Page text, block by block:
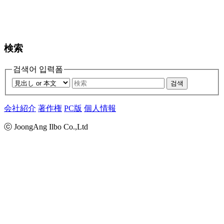
検索
검색어 입력폼
검색
会社紹介 著作権 PC版 個人情報
ⓒ JoongAng Ilbo Co.,Ltd